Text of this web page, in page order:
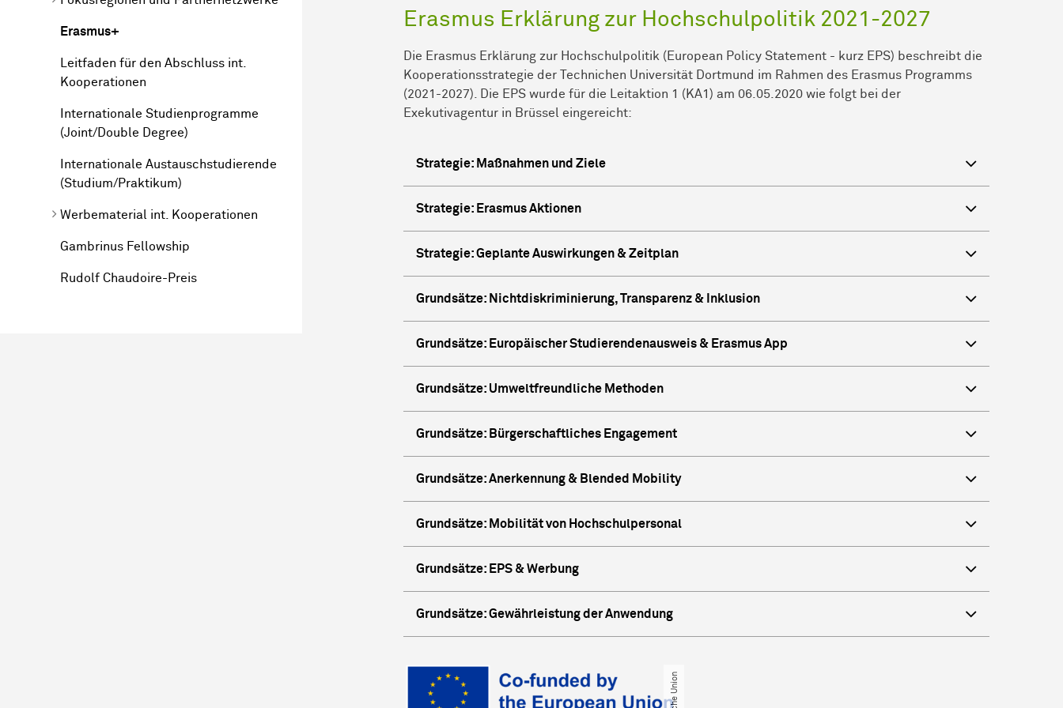
Erasmus+
Leitfaden für den Abschluss int.
Kooperationen
Internationale Studienprogramme
(Joint/Double Degree)
Internationale Austauschstudierende
(Studium/Praktikum)
Werbematerial int. Kooperationen
Gambrinus Fellowship
Rudolf Chaudoire-Preis
Erasmus Erklärung zur Hochschulpolitik 2021-2027
Die Erasmus Erklärung zur Hochschulpolitik (European Policy Statement - kurz EPS) beschreibt die
Kooperationsstrategie der Technichen Universität Dortmund im Rahmen des Erasmus Programms
(2021-2027). Die EPS wurde für die Leitaktion 1 (KA1) am 06.05.2020 wie folgt bei der
Exekutivagentur in Brüssel eingereicht:
Strategie: Maßnahmen und Ziele
Strategie: Erasmus Aktionen
Strategie: Geplante Auswirkungen & Zeitplan
Grundsätze: Nichtdiskriminierung, Transparenz & Inklusion
Grundsätze: Europäischer Studierendenausweis & Erasmus App
Grundsätze: Umweltfreundliche Methoden
Grundsätze: Bürgerschaftliches Engagement
Grundsätze: Anerkennung & Blended Mobility
Grundsätze: Mobilität von Hochschulpersonal
Grundsätze: EPS & Werbung
Grundsätze: Gewährleistung der Anwendung